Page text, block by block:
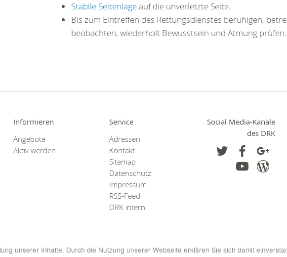
unserer Inhalte. Durch die Nutzung unserer Webseite erklären Sie sich damit
Stabile Seitenlageauf die unverletzte Seite.
Bis zum Eintreffen des Rettungsdienstes beruhigen,
beobachten, wiederholt Bewusstsein und Atmung prüfen.
Informieren
Angebote
Aktiv werden
Service
Adressen
Kontakt
Sitemap
Datenschutz
Impressum
RSS-Feed
DRK intern
Social Media-Kanäle
des DRK